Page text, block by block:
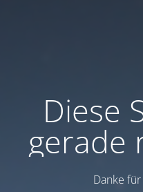
Diese
gerade
Danke